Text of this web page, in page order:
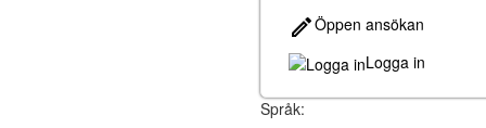
Öppen ansökan
Logga in
Språk: